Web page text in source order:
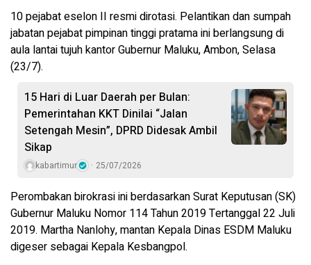
10 pejabat eselon II resmi dirotasi. Pelantikan dan sumpah
jabatan pejabat pimpinan tinggi pratama ini berlangsung di
aula lantai tujuh kantor Gubernur Maluku, Ambon, Selasa
(23/7).
15 Hari di Luar Daerah per Bulan:
Pemerintahan KKT Dinilai “Jalan
Setengah Mesin”, DPRD Didesak Ambil
Sikap
kabartimur 25/07/2026
Perombakan birokrasi ini berdasarkan Surat Keputusan (SK)
Gubernur Maluku Nomor 114 Tahun 2019 Tertanggal 22 Juli
2019. Martha Nanlohy, mantan Kepala Dinas ESDM Maluku
digeser sebagai Kepala Kesbangpol.